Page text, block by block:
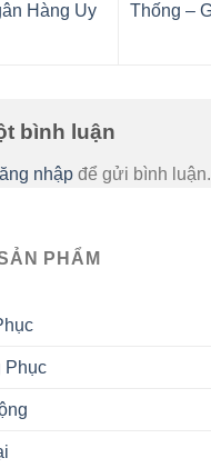
Hàng Uy
Thống –
bình luận
nhập để gửi bình luận.
PHẨM
Phục